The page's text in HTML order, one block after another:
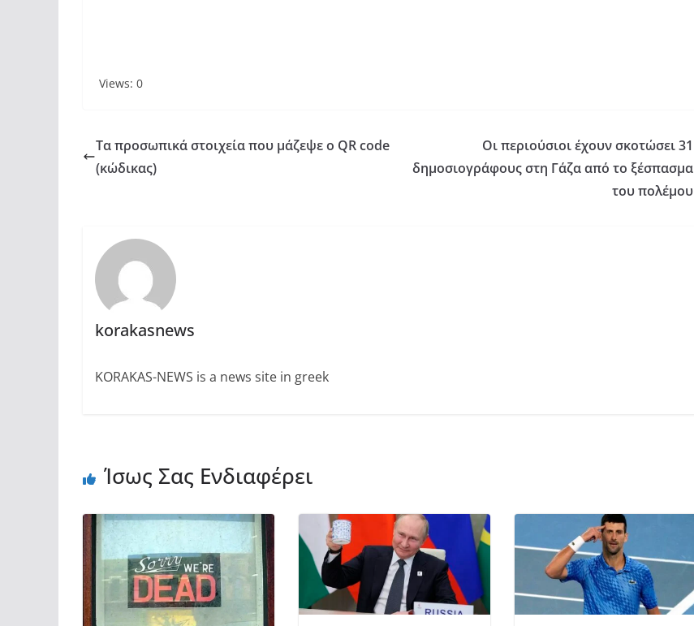
Views: 0
Τα προσωπικά στοιχεία που μάζεψε ο QR code
(κώδικας)
Οι περιούσιοι έχουν σκοτώσει 31
δημοσιογράφους στη Γάζα από το ξέσπασμα
του πολέμου
korakasnews
KORAKAS-NEWS is a news site in greek
Ίσως Σας Ενδιαφέρει